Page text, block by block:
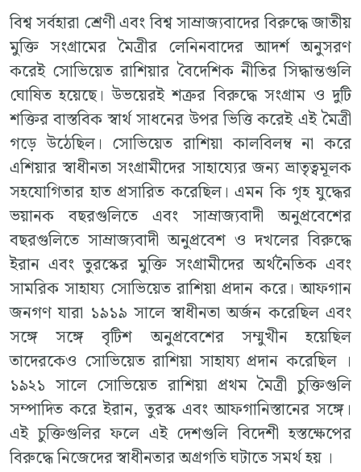
বিশ্ব সর্বহারা শ্রেণী এবং বিশ্ব সাম্রাজ্যবাদের বিরুদ্ধে জাতীয়
মুক্তি সংগ্রামের মৈত্রীর লেনিনবাদের আদর্শ অনুসরণ
করেই সোভিয়েত রাশিয়ার বৈদেশিক নীতির সিদ্ধান্তগুলি
ঘোষিত হয়েছে। উভয়েরই শত্রুর বিরুদ্ধে সংগ্রাম ও দুটি
শক্তির বাস্তবিক স্বার্থ সাধনের উপর ভিত্তি করেই এই মৈত্রী
গড়ে উঠেছিল। সোভিয়েত রাশিয়া কালবিলম্ব না করে
এশিয়ার স্বাধীনতা সংগ্রামীদের সাহায্যের জন্য ভ্রাতৃত্বমূলক
সহযোগিতার হাত প্রসারিত করেছিল। এমন কি গৃহ যুদ্ধের
ভয়ানক বছরগুলিতে এবং সাম্রাজ্যবাদী অনুপ্রবেশের
বছরগুলিতে সাম্রাজ্যবাদী অনুপ্রবেশ ও দখলের বিরুদ্ধে
ইরান এবং তুরস্কের মুক্তি সংগ্রামীদের অর্থনৈতিক এবং
সামরিক সাহায্য সোভিয়েত রাশিয়া প্রদান করে। আফগান
জনগণ যারা ১৯১৯ সালে স্বাধীনতা অর্জন করেছিল এবং
সঙ্গে সঙ্গে বৃটিশ অনুপ্রবেশের সম্মুখীন হয়েছিল
তাদেরকেও সোভিয়েত রাশিয়া সাহায্য প্রদান করেছিল ।
১৯২১ সালে সোভিয়েত রাশিয়া প্রথম মৈত্রী চুক্তিগুলি
সম্পাদিত করে ইরান, তুরস্ক এবং আফগানিস্তানের সঙ্গে।
এই চুক্তিগুলির ফলে এই দেশগুলি বিদেশী হস্তক্ষেপের
বিরুদ্ধে নিজেদের স্বাধীনতার অগ্রগতি ঘটাতে সমর্থ হয় ।